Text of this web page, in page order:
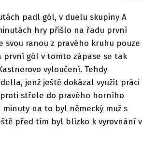
padl gól, v duelu skupiny A
hry přišlo na řadu první
svou ranou z pravého kruhu pouze
první gól v tomto zápase se tak
vyloučení. Tehdy
jenž ještě dokázal využít práci
střele do pravého horního
na to byl německý muž s
před tím byl blízko k vyrovnání v